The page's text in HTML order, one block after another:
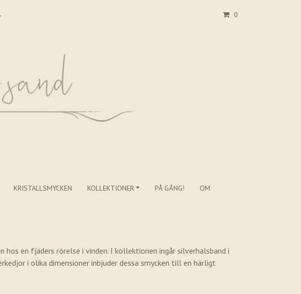
0
KRISTALLSMYCKEN KOLLEKTIONER PÅ GÅNG! OM
en fjäders rörelse i vinden. I kollektionen ingår silverhalsband i
i olika dimensioner inbjuder dessa smycken till en härligt